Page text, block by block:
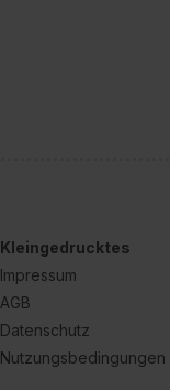
Kleingedrucktes
Impressum
AGB
Datenschutz
Nutzungsbedingungen